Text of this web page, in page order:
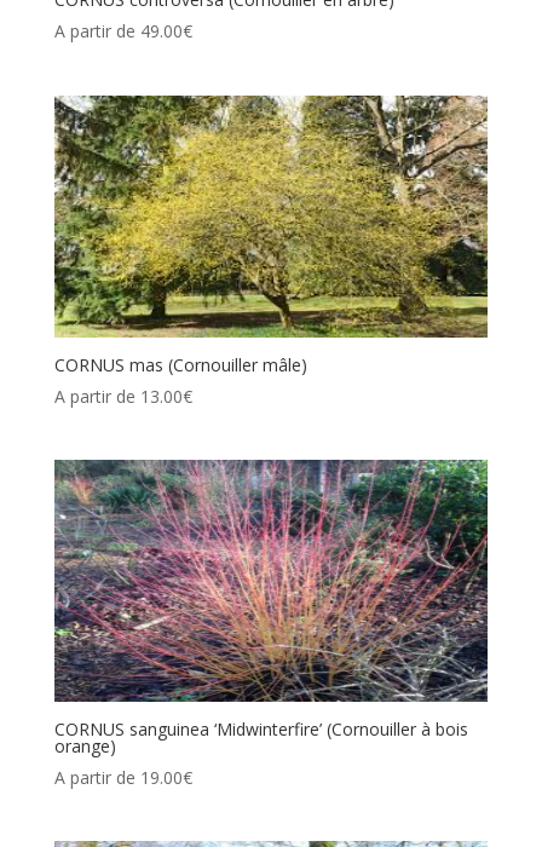
A partir de 49.00€
CORNUS mas (Cornouiller mâle)
A partir de 13.00€
CORNUS sanguinea ‘Midwinterfire’ (Cornouiller à bois
orange)
A partir de 19.00€